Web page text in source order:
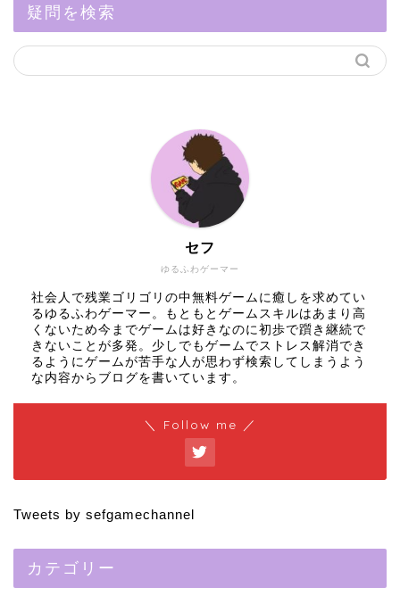
疑問を検索
ゆるふわゲーマー
セフ
社会人で残業ゴリゴリの中無料ゲームに癒しを求めてい
るゆるふわゲーマー。もともとゲームスキルはあまり高
くないため今までゲームは好きなのに初歩で躓き継続で
きないことが多発。少しでもゲームでストレス解消でき
るようにゲームが苦手な人が思わず検索してしまうよう
な内容からブログを書いています。
＼ Follow me ／
Tweets by sefgamechannel
カテゴリー